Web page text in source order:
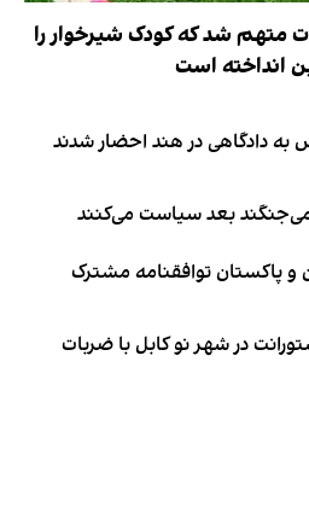
متهم شد که کودک شیرخوار را
انداخته است
دادگاهی در هند احضار شدند
بعد سیاست می‌کنند
و پاکستان توافقنامه مشترک
در شهر نو کابل با ضربات